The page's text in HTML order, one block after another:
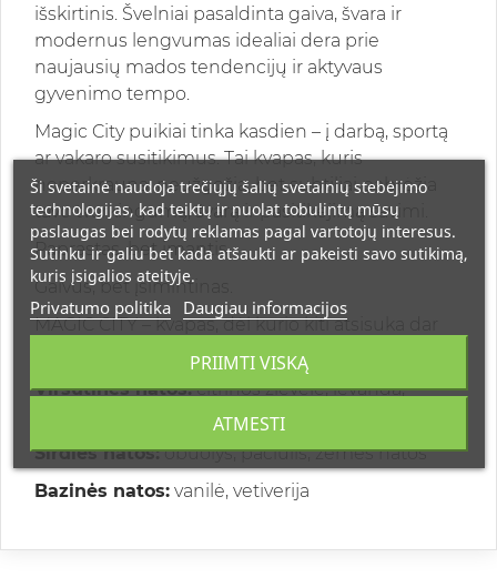
išskirtinis. Švelniai pasaldinta gaiva, švara ir
modernus lengvumas idealiai dera prie
naujausių mados tendencijų ir aktyvaus
gyvenimo tempo.
Magic City puikiai tinka kasdien – į darbą, sportą
ar vakaro susitikimus. Tai kvapas, kuris
neperkrauna, neužgožia, bet subtiliai pabrėžia
tavo tvarkingumą, švarą ir pasitikėjimą savimi.
Paprastas, bet imantis.
Gaivus, bet įsimintinas.
MAGIC CITY – kvapas, dėl kurio kiti atsisuka dar
Viršutinės natos:citrinos žievelė, levanda,
Širdies natos:obuolys, pačiulis, žemės natos
Bazinės natos: vanilė, vetiverija
Ši svetainė naudoja trečiųjų šalių svetainių stebėjimo
technologijas, kad teiktų ir nuolat tobulintų mūsų
paslaugas bei rodytų reklamas pagal vartotojų interesus.
Sutinku ir galiu bet kada atšaukti ar pakeisti savo sutikimą,
kuris įsigalios ateityje.
Privatumo politika Daugiau informacijos
ATMESTI
PRIIMTI VISKĄ